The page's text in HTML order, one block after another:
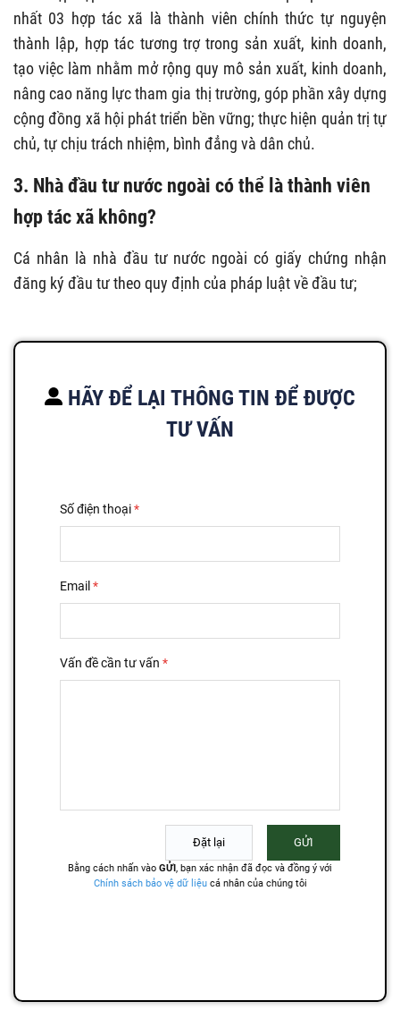
nhất 03 hợp tác xã là thành viên chính thức tự nguyện
thành lập, hợp tác tương trợ trong sản xuất, kinh doanh,
tạo việc làm nhằm mở rộng quy mô sản xuất, kinh doanh,
nâng cao năng lực tham gia thị trường, góp phần xây dựng
cộng đồng xã hội phát triển bền vững; thực hiện quản trị tự
chủ, tự chịu trách nhiệm, bình đẳng và dân chủ.
3. Nhà đầu tư nước ngoài có thể là thành viên
hợp tác xã không?
Cá nhân là nhà đầu tư nước ngoài có giấy chứng nhận
đăng ký đầu tư theo quy định của pháp luật về đầu tư;
HÃY ĐỂ LẠI THÔNG TIN ĐỂ ĐƯỢC
TƯ VẤN